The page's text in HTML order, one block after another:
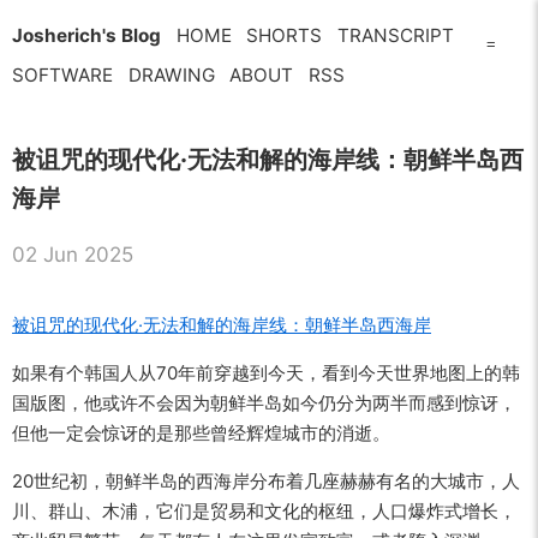
Josherich's Blog HOME SHORTS
TRANSCRIPT
SOFTWARE
DRAWING ABOUT RSS
被诅咒的现代化·无法和解的海岸线：朝鲜半岛西
海岸
02 Jun 2025
被诅咒的现代化·无法和解的海岸线：朝鲜半岛西海岸
如果有个韩国人从70年前穿越到今天，看到今天世界地图上的韩
国版图，他或许不会因为朝鲜半岛如今仍分为两半而感到惊讶，
但他一定会惊讶的是那些曾经辉煌城市的消逝。
20世纪初，朝鲜半岛的西海岸分布着几座赫赫有名的大城市，人
川、群山、木浦，它们是贸易和文化的枢纽，人口爆炸式增长，
=